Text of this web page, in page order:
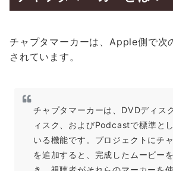
チャプタマーカーは、Apple側で次
されています。
チャプタマーカーは、DVDディス
ィスク、およびPodcastで標準と
いる機能です。プロジェクトにチ
を追加すると、完成したムービー